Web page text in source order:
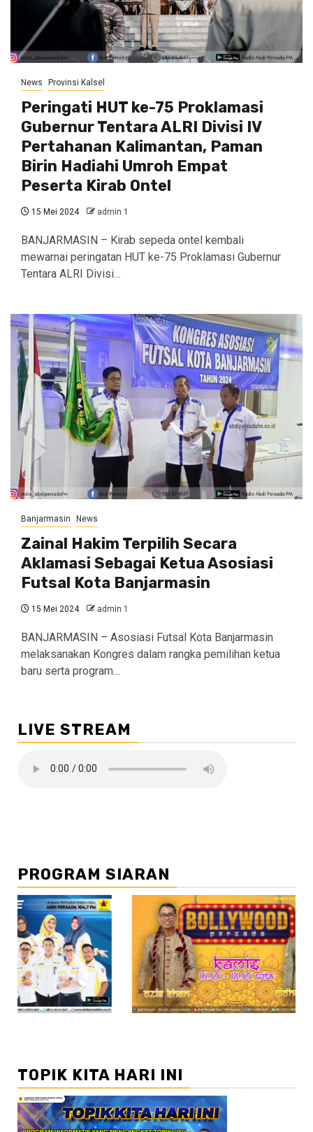
News Provinsi Kalsel
Peringati HUT ke-75 Proklamasi
Gubernur Tentara ALRI Divisi IV
Pertahanan Kalimantan, Paman
Birin Hadiahi Umroh Empat
Peserta Kirab Ontel
15 Mei 2024 admin 1
BANJARMASIN – Kirab sepeda ontel kembali
mewarnai peringatan HUT ke-75 Proklamasi Gubernur
Tentara ALRI Divisi…
Banjarmasin News
Zainal Hakim Terpilih Secara
Aklamasi Sebagai Ketua Asosiasi
Futsal Kota Banjarmasin
15 Mei 2024 admin 1
BANJARMASIN – Asosiasi Futsal Kota Banjarmasin
melaksanakan Kongres dalam rangka pemilihan ketua
baru serta program…
LIVE STREAM
PROGRAM SIARAN
//2 //3
TOPIK KITA HARI INI